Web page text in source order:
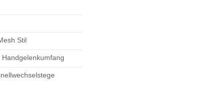
Stil
Handgelenkumfang